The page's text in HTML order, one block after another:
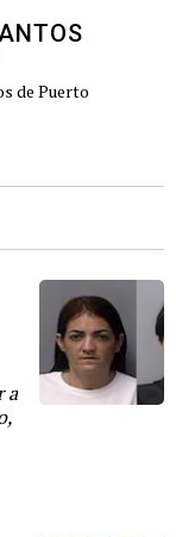
de Puerto
a